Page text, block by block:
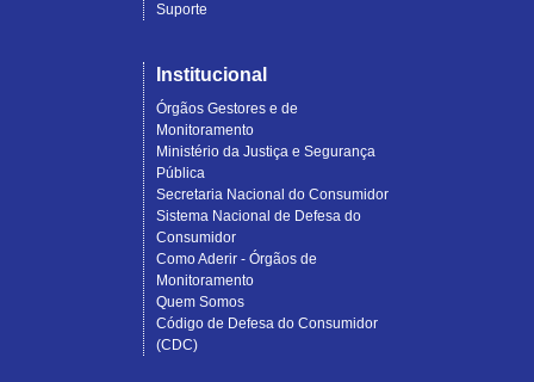
Suporte
Institucional
Órgãos Gestores e de
Monitoramento
Ministério da Justiça e Segurança
Pública
Secretaria Nacional do Consumidor
Sistema Nacional de Defesa do
Consumidor
Como Aderir - Órgãos de
Monitoramento
Quem Somos
Código de Defesa do Consumidor
(CDC)